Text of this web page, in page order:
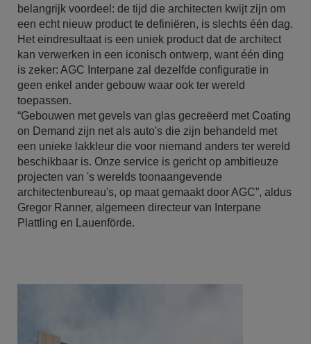
belangrijk voordeel: de tijd die architecten kwijt zijn om
een echt nieuw product te definiëren, is slechts één dag.
Het eindresultaat is een uniek product dat de architect
kan verwerken in een iconisch ontwerp, want één ding
is zeker: AGC Interpane zal dezelfde configuratie in
geen enkel ander gebouw waar ook ter wereld
toepassen.
“Gebouwen met gevels van glas gecreëerd met Coating
on Demand zijn net als auto's die zijn behandeld met
een unieke lakkleur die voor niemand anders ter wereld
beschikbaar is. Onze service is gericht op ambitieuze
projecten van 's werelds toonaangevende
architectenbureau's, op maat gemaakt door AGC”, aldus
Gregor Ranner, algemeen directeur van Interpane
Plattling en Lauenförde.